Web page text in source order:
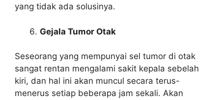
yang tidak ada solusinya.
Gejala Tumor Otak
Seseorang yang mempunyai sel tumor di otak
sangat rentan mengalami sakit kepala sebelah
kiri, dan hal ini akan muncul secara terus-
menerus setiap beberapa jam sekali. Akan